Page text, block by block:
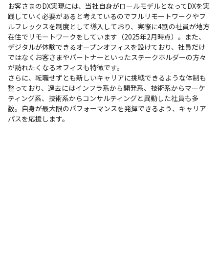
お客さまのDX実現には、当社自身がロールモデルとなってDXを実
践していく必要があると考えているのでフルリモートワークやフ
ルフレックスを制度として導入しており、実際に4割の社員が地方
在住でリモートワークをしています（2025年2月時点）。また、
デジタルが体験できるオープンオフィスを設けており、社員だけ
ではなくお客さまやパートナーといったステークホルダーの方々
が訪れたくなるオフィスも特徴です。
さらに、転職せずとも新しいキャリアに挑戦できるような体制も
整っており、過去にはインフラ系から開発系、技術系からマーケ
ティング系、技術系からコンサルティングと異動した社員も多
数。自身が最大限のパフォーマンスを発揮できるよう、キャリア
パスを応援します。